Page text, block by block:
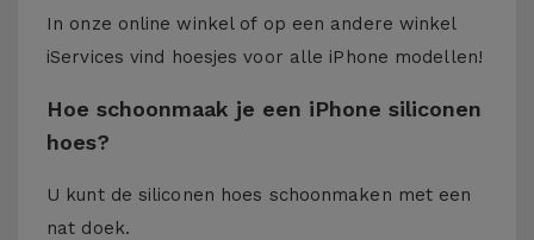
In onze online winkel of op een andere winkel
iServices vind hoesjes voor alle iPhone modellen!
Hoe schoonmaak je een iPhone siliconen
hoes?
U kunt de siliconen hoes schoonmaken met een
nat doek.